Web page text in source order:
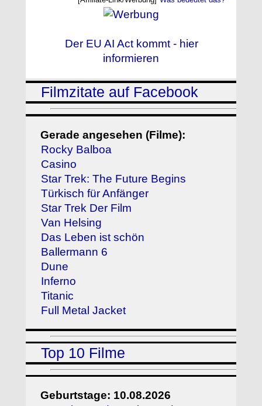
Der EU AI Act kommt - hier
informieren
Filmzitate auf Facebook
Gerade angesehen (Filme):
Rocky Balboa
Casino
Star Trek: The Future Begins
Türkisch für Anfänger
Star Trek Der Film
Van Helsing
Das Leben ist schön
Ballermann 6
Dune
Inferno
Titanic
Full Metal Jacket
Top 10 Filme
Geburtstage: 10.08.2026